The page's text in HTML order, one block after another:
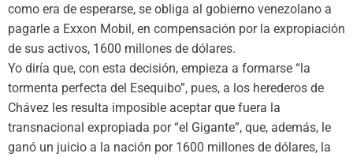
como era de esperarse, se obliga al gobierno venezolano a
pagarle a Exxon Mobil, en compensación por la expropiación
de sus activos, 1600 millones de dólares.
Yo diría que, con esta decisión, empieza a formarse “la
tormenta perfecta del Esequibo”, pues, a los herederos de
Chávez les resulta imposible aceptar que fuera la
transnacional expropiada por “el Gigante”, que, además, le
ganó un juicio a la nación por 1600 millones de dólares, la